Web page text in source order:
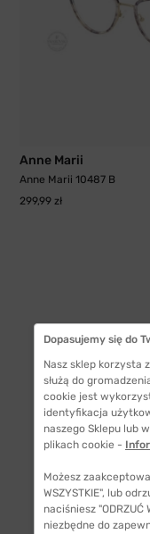
Anne Marii
Anne Marii 10487 B
299,99 zł
Dopasujemy się do
Nasz sklep korzysta
służą do
cookie jest
identyfikacja
naszego Sklepu lub
plikach cookie -
Możesz
WSZYSTKIE", lub
naciśniesz "ODRZUĆ
niezbędne do